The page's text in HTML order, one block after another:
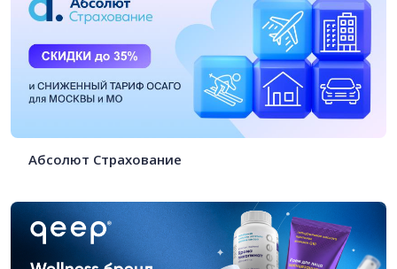
Абсолют Страхование